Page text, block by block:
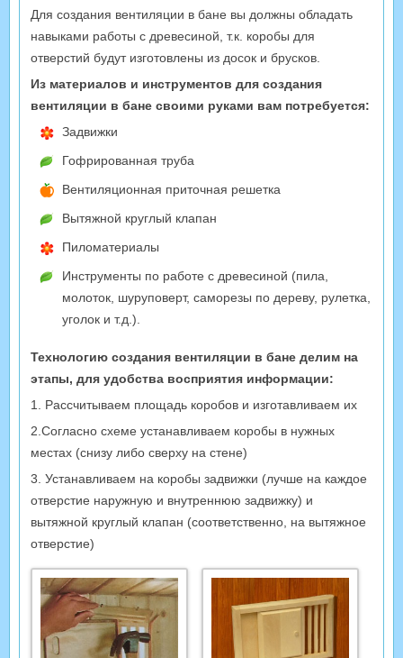
Для создания вентиляции в бане вы должны обладать
навыками работы с древесиной, т.к. коробы для
отверстий будут изготовлены из досок и брусков.
Из материалов и инструментов для создания
вентиляции в бане своими руками вам потребуется:
Задвижки
Гофрированная труба
Вентиляционная приточная решетка
Вытяжной круглый клапан
Пиломатериалы
Инструменты по работе с древесиной (пила,
молоток, шуруповерт, саморезы по дереву, рулетка,
уголок и т.д.).
Технологию создания вентиляции в бане делим на
этапы, для удобства восприятия информации:
1. Рассчитываем площадь коробов и изготавливаем их
2.Согласно схеме устанавливаем коробы в нужных
местах (снизу либо сверху на стене)
3. Устанавливаем на коробы задвижки (лучше на каждое
отверстие наружную и внутреннюю задвижку) и
вытяжной круглый клапан (соответственно, на вытяжное
отверстие)